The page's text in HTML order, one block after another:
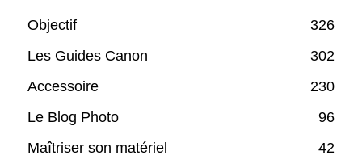
Objectif
326
Les Guides Canon
302
Accessoire
230
Le Blog Photo
96
Maîtriser son matériel
42